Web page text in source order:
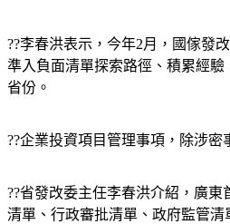
??李春洪表示，今年2月，國傢發
準入負面清單探索路徑、積累經
省份。
??企業投資項目管理事項，除涉
??省發改委主任李春洪介紹，廣
清單、行政審批清單、政府監管